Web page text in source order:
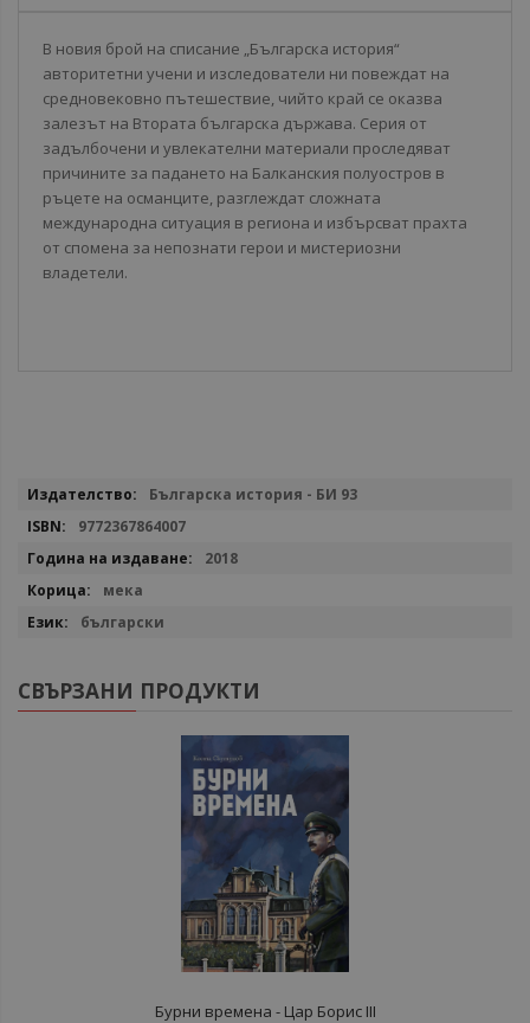
В новия брой на списание „Българска история“
авторитетни учени и изследователи ни повеждат на
средновековно пътешествие, чийто край се оказва
залезът на Втората българска държава. Серия от
задълбочени и увлекателни материали проследяват
причините за падането на Балканския полуостров в
ръцете на османците, разглеждат сложната
международна ситуация в региона и избърсват прахта
от спомена за непознати герои и мистериозни
владетели.
Повече
Българска история - БИ 93
9772367864007
2018
мека
български
СВЪРЗАНИ ПРОДУКТИ
Бурни времена - Цар Борис III